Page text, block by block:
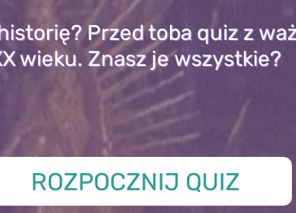
Przed toba quiz z
wieku. Znasz je wszystkie?
ROZPOCZNIJ QUIZ